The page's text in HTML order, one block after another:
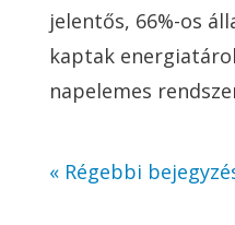
jelentős, 66%-os
kaptak
napelemes
« Régebbi